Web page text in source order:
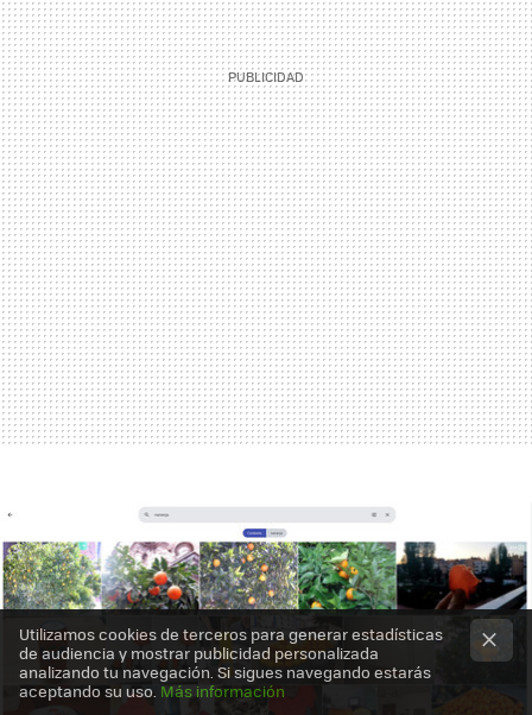
Utilizamos cookies de terceros para generar estadísticas
de audiencia y mostrar publicidad personalizada
analizando tu navegación. Si sigues navegando estarás
aceptando su uso. Más información